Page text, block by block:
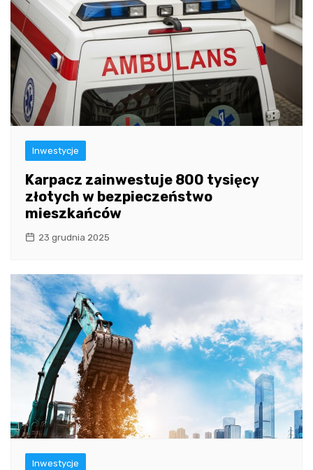
Inwestycje
Karpacz zainwestuje 800 tysięcy
złotych w bezpieczeństwo
mieszkańców
23 grudnia 2025
Inwestycje